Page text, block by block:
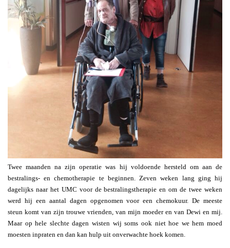
Twee maanden na zijn operatie was hij voldoende hersteld om aan de
bestralings- en chemotherapie te beginnen. Zeven weken lang ging hij
dagelijks naar het UMC voor de bestralingstherapie en om de twee weken
werd hij een aantal dagen opgenomen voor een chemokuur. De meeste
steun komt van zijn trouwe vrienden, van mijn moeder en van Dewi en mij.
Maar op hele slechte dagen wisten wij soms ook niet hoe we hem moed
moesten inpraten en dan kan hulp uit onverwachte hoek komen.